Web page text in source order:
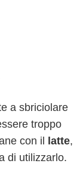
a sbriciolare
troppo
con il
latte,
di utilizzarlo.